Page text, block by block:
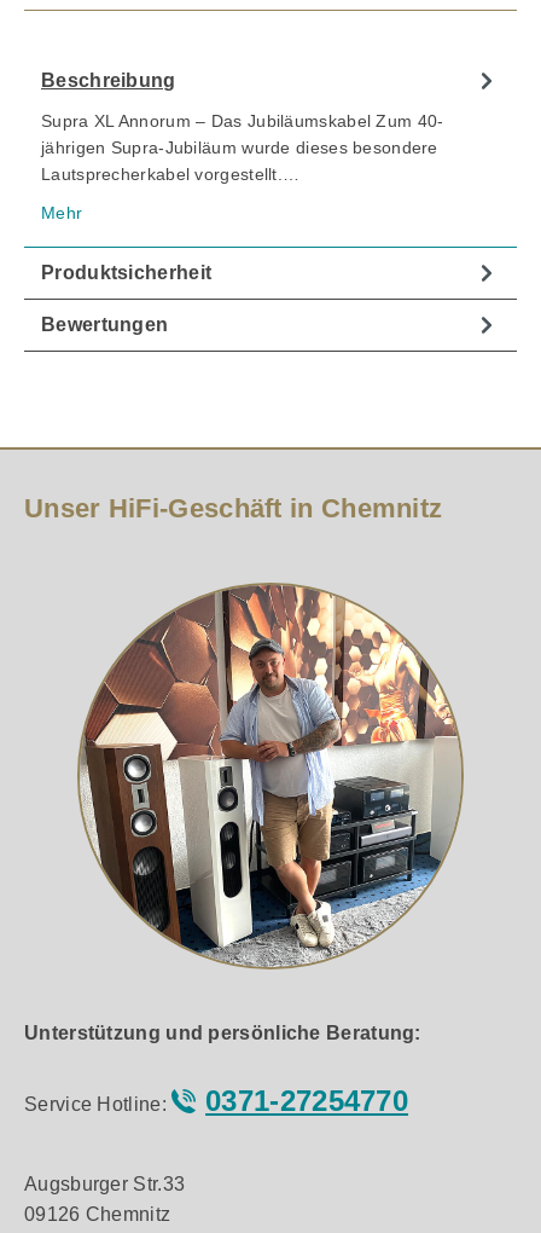
Beschreibung
Supra XL Annorum – Das Jubiläumskabel Zum 40-
jährigen Supra-Jubiläum wurde dieses besondere
Lautsprecherkabel vorgestellt.…
Mehr
Produktsicherheit
Bewertungen
Unser HiFi-Geschäft in Chemnitz
Unterstützung und persönliche Beratung:
Service Hotline: 0371-27254770
Augsburger Str.33
09126 Chemnitz